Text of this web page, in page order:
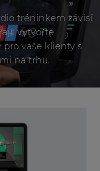
tréninkem závisí
Vytvořte
vaše klienty s
na trhu.